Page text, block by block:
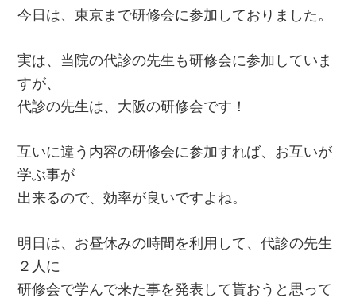
今日は、東京まで研修会に参加しておりました。
実は、当院の代診の先生も研修会に参加していま
すが、
代診の先生は、大阪の研修会です！
互いに違う内容の研修会に参加すれば、お互いが
学ぶ事が
出来るので、効率が良いですよね。
明日は、お昼休みの時間を利用して、代診の先生
２人に
研修会で学んで来た事を発表して貰おうと思って